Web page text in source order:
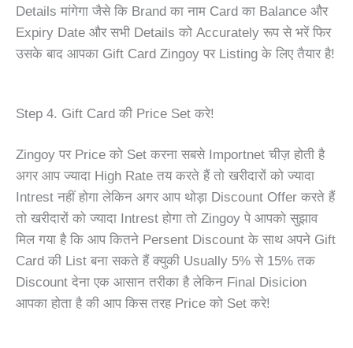
Details मांगेगा जैसे कि Brand का नाम Card का Balance और
Expiry Date और सभी Details को Accurately रूप से भरें फिर
उसके बाद आपका Gift Card Zingoy पर Listing के लिए तैयार है!
Step 4. Gift Card की Price Set करे!
Zingoy पर Price को Set करना सबसे Importnet चीज़ होती है
अगर आप ज्यादा High Rate तय करते हैं तो खरीदारों को ज्यादा
Intrest नहीं होगा लेकिन अगर आप थोड़ा Discount Offer करते हैं
तो खरीदारों को ज्यादा Intrest होगा तो Zingoy पे आपको सुझाव
मिल गया है कि आप कितने Persent Discount के साथ अपने Gift
Card की List बना सकते हैं क्युकी Usually 5% से 15% तक
Discount देना एक आसान तरीका है लेकिन Final Disicion
आपका होता है की आप किस तरह Price को Set करे!